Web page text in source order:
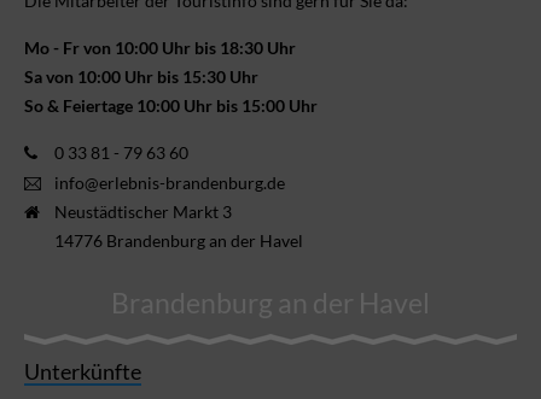
Mo - Fr von 10:00 Uhr bis 18:30 Uhr
Sa von 10:00 Uhr bis 15:30 Uhr
So & Feiertage 10:00 Uhr bis 15:00 Uhr
0 33 81 - 79 63 60
info@erlebnis-brandenburg.de
Neustädtischer Markt 3
14776 Brandenburg an der Havel
Brandenburg an der Havel
Unterkünfte